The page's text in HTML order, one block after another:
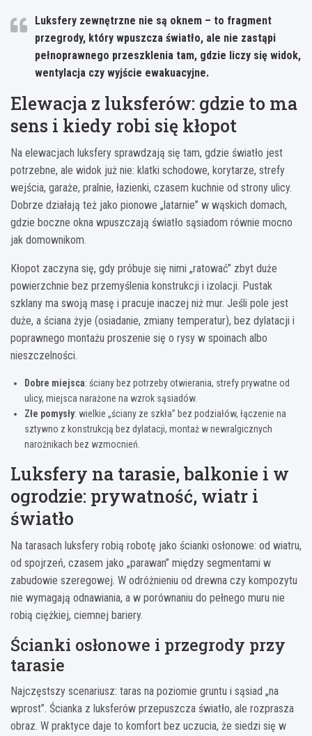
Luksfery zewnętrzne nie są oknem – to fragment
przegrody, który wpuszcza światło, ale nie zastąpi
pełnoprawnego przeszklenia tam, gdzie liczy się widok,
wentylacja czy wyjście ewakuacyjne.
Elewacja z luksferów: gdzie to ma
sens i kiedy robi się kłopot
Na elewacjach luksfery sprawdzają się tam, gdzie światło jest
potrzebne, ale widok już nie: klatki schodowe, korytarze, strefy
wejścia, garaże, pralnie, łazienki, czasem kuchnie od strony ulicy.
Dobrze działają też jako pionowe „latarnie” w wąskich domach,
gdzie boczne okna wpuszczają światło sąsiadom równie mocno
jak domownikom.
Kłopot zaczyna się, gdy próbuje się nimi „ratować” zbyt duże
powierzchnie bez przemyślenia konstrukcji i izolacji. Pustak
szklany ma swoją masę i pracuje inaczej niż mur. Jeśli pole jest
duże, a ściana żyje (osiadanie, zmiany temperatur), bez dylatacji i
poprawnego montażu proszenie się o rysy w spoinach albo
nieszczelności.
Dobre miejsca: ściany bez potrzeby otwierania, strefy prywatne od
ulicy, miejsca narażone na wzrok sąsiadów.
Złe pomysły: wielkie „ściany ze szkła” bez podziałów, łączenie na
sztywno z konstrukcją bez dylatacji, montaż w newralgicznych
narożnikach bez wzmocnień.
Luksfery na tarasie, balkonie i w
ogrodzie: prywatność, wiatr i
światło
Na tarasach luksfery robią robotę jako ścianki osłonowe: od wiatru,
od spojrzeń, czasem jako „parawan” między segmentami w
zabudowie szeregowej. W odróżnieniu od drewna czy kompozytu
nie wymagają odnawiania, a w porównaniu do pełnego muru nie
robią ciężkiej, ciemnej bariery.
Ścianki osłonowe i przegrody przy
tarasie
Najczęstszy scenariusz: taras na poziomie gruntu i sąsiad „na
wprost”. Ścianka z luksferów przepuszcza światło, ale rozprasza
obraz. W praktyce daje to komfort bez uczucia, że siedzi się w